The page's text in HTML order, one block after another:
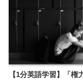
【1分英語学習】「権